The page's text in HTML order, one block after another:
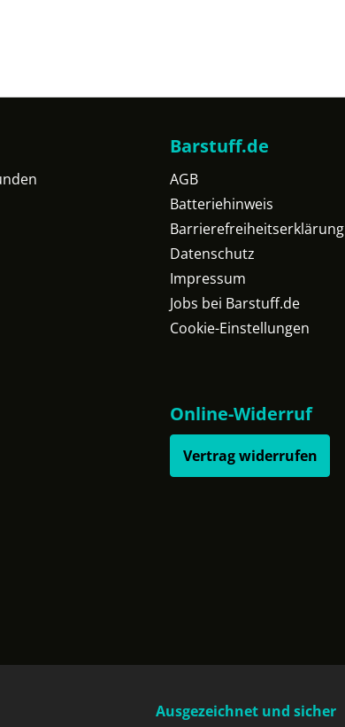
Barstuff.de
AGB
Batteriehinweis
Barrierefreiheitserklärung
Datenschutz
Impressum
Jobs bei Barstuff.de
Cookie-Einstellungen
Online-Widerruf
Vertrag widerrufen
Ausgezeichnet und sicher